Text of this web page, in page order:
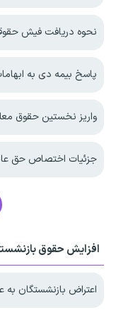
نحوه دریافت فیش حقوقی
پاسخ بیمه دی به
واریز نخستین حقوق
جزئیات اختصاص حق
افزایش حقوق
اعتراض بازنشستگان به